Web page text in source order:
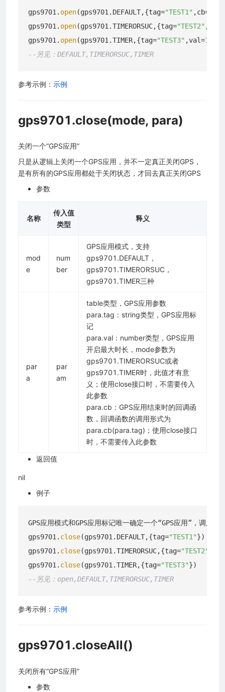
gps9701. open(gps9701.DEFAULT,{tag="TEST1"
gps9701. open(gps9701.TIMERORSUC,{tag="TEST2" ,val=
gps9701. open(gps9701.TIMER,{tag="TEST3" ,val=120
--另见：DEFAULT,TIMERORSUC,TIMER
参考示例： 示例
gps9701.close(mode, para)
关闭一个“GPS应用”
只是从逻辑上关闭一个GPS应用，并不一定真正关闭GPS，
是有所有的GPS应用都处于关闭状态，才回去真正关闭GPS
参数
名称
传入值
类型
释义
mod
e
num
ber
GPS应用模式，支持
gps9701.DEFAULT，
gps9701.TIMERORSUC，
gps9701.TIMER三种
par
a
par
am
table类型，GPS应用参数
para.tag：string类型，GPS应用标
记
para.val：number类型，GPS应用
开启最大时长，mode参数为
gps9701.TIMERORSUC或者
gps9701.TIMER时，此值才有意
义；使用close接口时，不需要传入
此参数
para.cb：GPS应用结束时的回调函
数，回调函数的调用形式为
para.cb(para.tag)；使用close接口
时，不需要传入此参数
返回值
nil
例子
GPS应用模式和GPS应用标记唯一确定一个“GPS应用”，调
gps9701. close(gps9701.DEFAULT,{tag="TEST1"})
gps9701. close(gps9701.TIMERORSUC,{tag="TEST2"
gps9701. close(gps9701.TIMER,{tag="TEST3"
--另见：open,DEFAULT,TIMERORSUC,TIMER
参考示例： 示例
gps9701.closeAll()
关闭所有“GPS应用”
参数